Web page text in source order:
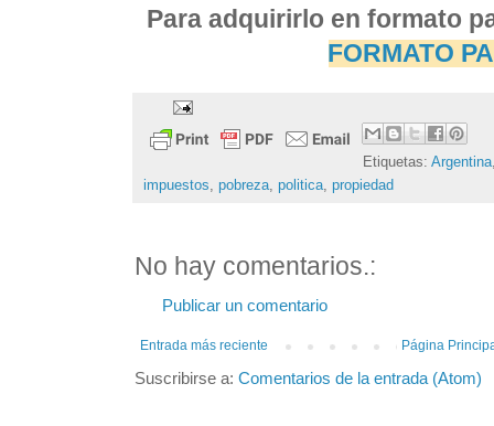
Para adquirirlo en formato
FORMATO
Etiquetas: Argentina
impuestos, pobreza, politica, propiedad
No hay comentarios.:
Publicar un comentario
Entrada más reciente Página
Suscribirse a: Comentarios de la entrada (Atom)